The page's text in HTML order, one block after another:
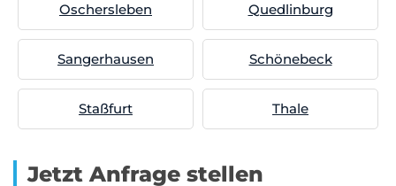
Oschersleben Quedlinburg
Sangerhausen Schönebeck
Staßfurt Thale
Jetzt Anfrage stellen